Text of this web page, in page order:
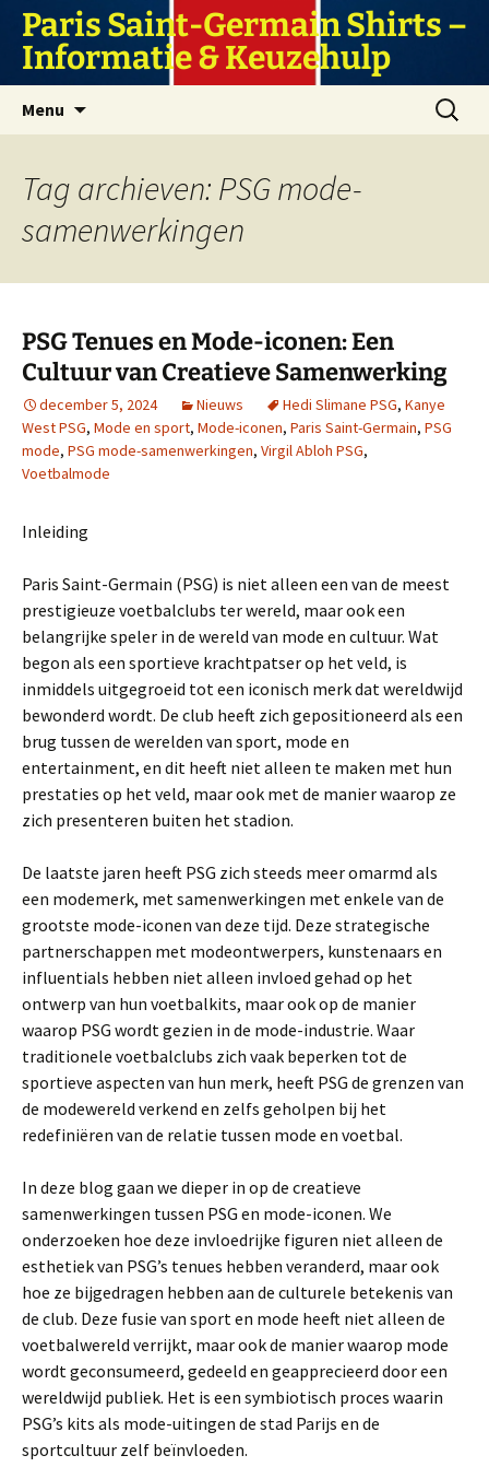
naar
inhoud
Paris Saint-Germain Shirts –
Informatie & Keuzehulp
Menu
Zoeken
naar:
Tag archieven: PSG mode-
samenwerkingen
PSG Tenues en Mode-iconen: Een
Cultuur van Creatieve Samenwerking
december 5, 2024 Nieuws Hedi Slimane PSG, Kanye
West PSG, Mode en sport, Mode-iconen, Paris Saint-Germain, PSG
mode, PSG mode-samenwerkingen, Virgil Abloh PSG,
Voetbalmode
Inleiding
Paris Saint-Germain (PSG) is niet alleen een van de meest
prestigieuze voetbalclubs ter wereld, maar ook een
belangrijke speler in de wereld van mode en cultuur. Wat
begon als een sportieve krachtpatser op het veld, is
inmiddels uitgegroeid tot een iconisch merk dat wereldwijd
bewonderd wordt. De club heeft zich gepositioneerd als een
brug tussen de werelden van sport, mode en
entertainment, en dit heeft niet alleen te maken met hun
prestaties op het veld, maar ook met de manier waarop ze
zich presenteren buiten het stadion.
De laatste jaren heeft PSG zich steeds meer omarmd als
een modemerk, met samenwerkingen met enkele van de
grootste mode-iconen van deze tijd. Deze strategische
partnerschappen met modeontwerpers, kunstenaars en
influentials hebben niet alleen invloed gehad op het
ontwerp van hun voetbalkits, maar ook op de manier
waarop PSG wordt gezien in de mode-industrie. Waar
traditionele voetbalclubs zich vaak beperken tot de
sportieve aspecten van hun merk, heeft PSG de grenzen van
de modewereld verkend en zelfs geholpen bij het
redefiniëren van de relatie tussen mode en voetbal.
In deze blog gaan we dieper in op de creatieve
samenwerkingen tussen PSG en mode-iconen. We
onderzoeken hoe deze invloedrijke figuren niet alleen de
esthetiek van PSG’s tenues hebben veranderd, maar ook
hoe ze bijgedragen hebben aan de culturele betekenis van
de club. Deze fusie van sport en mode heeft niet alleen de
voetbalwereld verrijkt, maar ook de manier waarop mode
wordt geconsumeerd, gedeeld en geapprecieerd door een
wereldwijd publiek. Het is een symbiotisch proces waarin
PSG’s kits als mode-uitingen de stad Parijs en de
sportcultuur zelf beïnvloeden.